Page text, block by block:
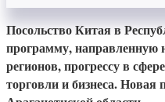
Посольство Китая в
программу, направленную
регионов, прогрессу в
торговли и бизнеса. Новая